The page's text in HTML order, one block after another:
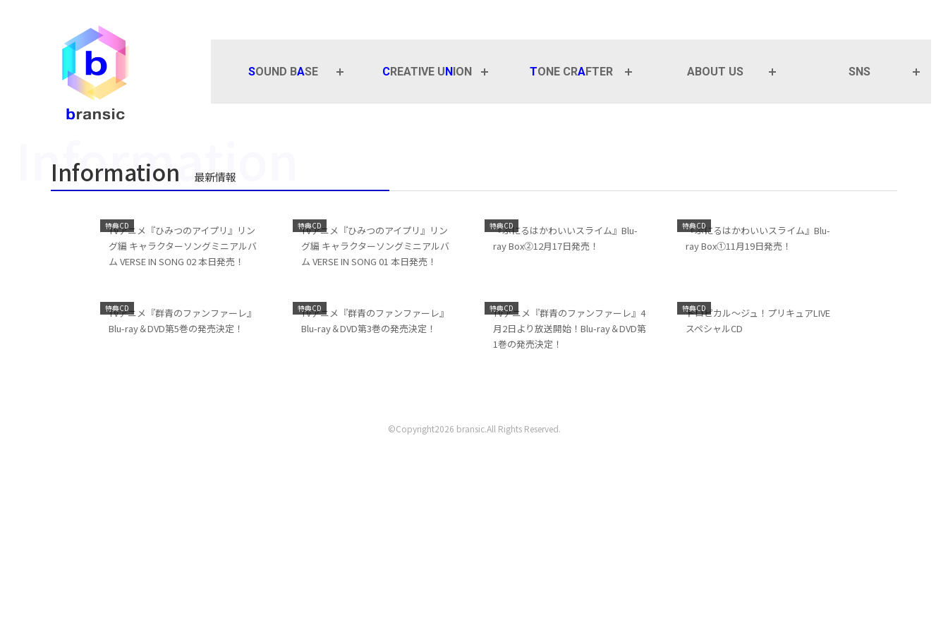
SOUND BASE CREATIVE U N ION TONE CRAFTER ABOUT US SNS
Information 最新情報
特典CD
TVアニメ『ひみつのアイプリ』リン
グ編 キャラクターソングミニアルバ
ム VERSE IN SONG 02 本日発売！
特典CD
TVアニメ『ひみつのアイプリ』リン
グ編 キャラクターソングミニアルバ
ム VERSE IN SONG 01 本日発売！
特典CD
『ぷにるはかわいいスライム』Blu-
ray Box②12月17日発売！
特典CD
『ぷにるはかわいいスライム』Blu-
ray Box①11月19日発売！
特典CD
TVアニメ『群青のファンファーレ』
Blu-ray＆DVD第5巻の発売決定！
特典CD
TVアニメ『群青のファンファーレ』
Blu-ray＆DVD第3巻の発売決定！
特典CD
TVアニメ『群青のファンファーレ』4
月2日より放送開始！Blu-ray＆DVD第
1巻の発売決定！
特典CD
トロピカル～ジュ！プリキュアLIVE
スペシャルCD
©Copyright2026 bransic.All Rights Reserved.